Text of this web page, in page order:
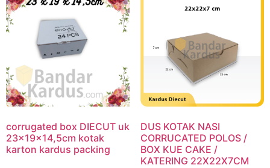
corrugated box DIECUT uk
23x19x14,5cm kotak
karton kardus packing
DUS KOTAK NASI
CORRUCATED POLOS /
BOX KUE CAKE /
KATERING 22X22X7CM